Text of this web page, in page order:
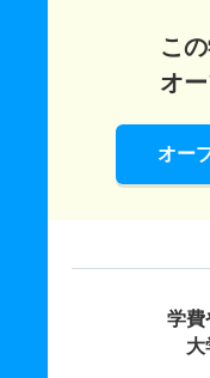
こ
オ
オー
学費
大